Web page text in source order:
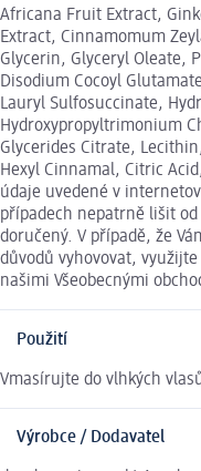
Africana Fruit Extract,
Extract, Cinnamomum
Glycerin, Glyceryl Oleate,
Disodium Cocoyl
Lauryl Sulfosuccinate,
Hydroxypropyltrimonium
Glycerides Citrate,
Hexyl Cinnamal, Citric
údaje uvedené v
případech nepatrně lišit
doručený. V případě, že
důvodů vyhovovat,
našimi Všeobecnými
Použití
Vmasírujte do vlhkých
Výrobce / Dodavatel